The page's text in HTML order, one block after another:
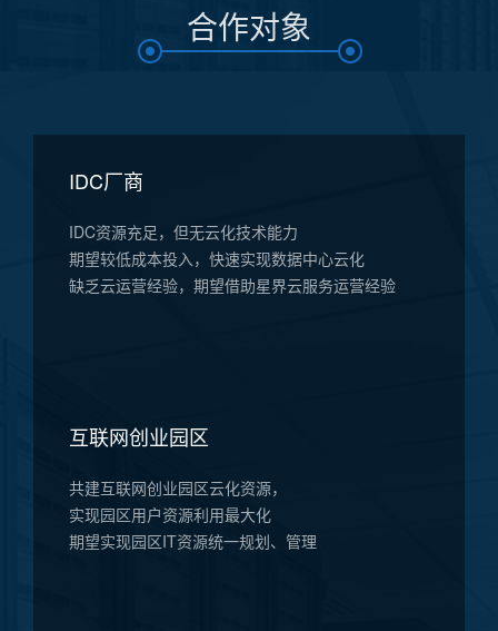
合作对象
IDC厂商
IDC资源充足，但无云化技术能力
期望较低成本投入，快速实现数据中心云化
缺乏云运营经验，期望借助星界云服务运营经验
互联网创业园区
共建互联网创业园区云化资源，
实现园区用户资源利用最大化
期望实现园区IT资源统一规划、管理